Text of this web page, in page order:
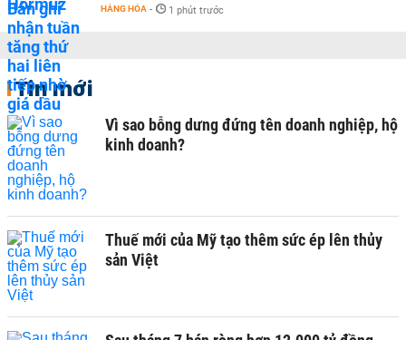
HÀNG HÓA - 1 phút trước
Tin mới
Vì sao bỗng dưng đứng tên doanh nghiệp, hộ
kinh doanh?
Thuế mới của Mỹ tạo thêm sức ép lên thủy
sản Việt